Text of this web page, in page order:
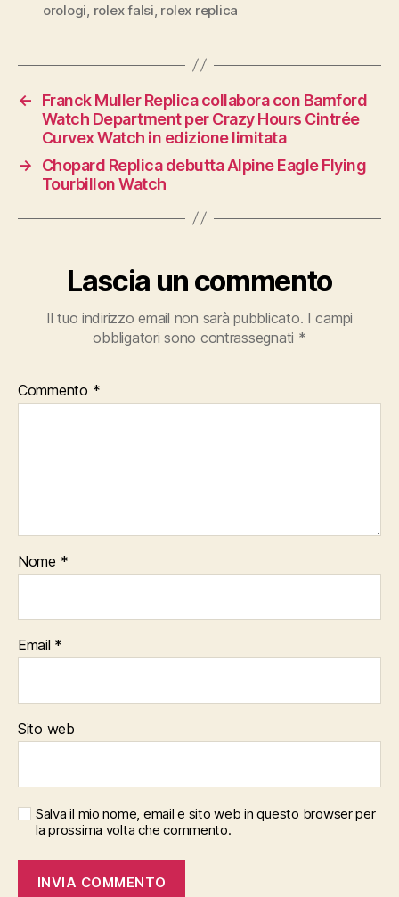
orologi, rolex falsi, rolex replica
←
Franck Muller Replica collabora con Bamford
Watch Department per Crazy Hours Cintrée
Curvex Watch in edizione limitata
→
Chopard Replica debutta Alpine Eagle Flying
Tourbillon Watch
Lascia un commento
Il tuo indirizzo email non sarà pubblicato. I campi
obbligatori sono contrassegnati *
Commento *
Nome *
Email *
Sito web
Salva il mio nome, email e sito web in questo browser per
la prossima volta che commento.